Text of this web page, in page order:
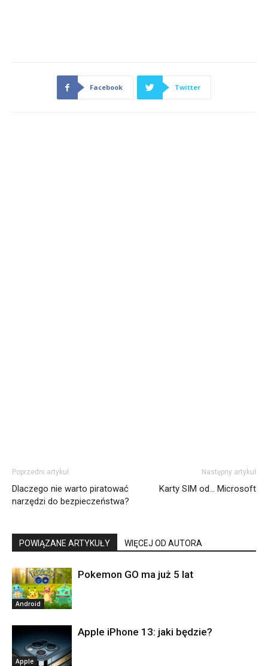
Facebook Twitter
Poprzedni artykuł
Dlaczego nie warto piratować
narzędzi do bezpieczeństwa?
Następny artykuł
Karty SIM od… Microsoft
POWIĄZANE ARTYKUŁY WIĘCEJ OD AUTORA
Android
Pokemon GO ma już 5 lat
Apple
Apple iPhone 13: jaki będzie?